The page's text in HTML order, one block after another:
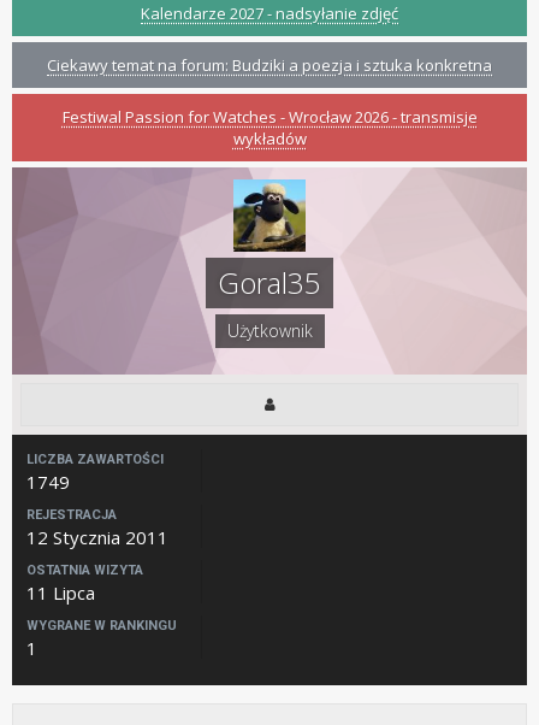
Kalendarze 2027 - nadsyłanie zdjęć
Ciekawy temat na forum: Budziki a poezja i sztuka konkretna
Festiwal Passion for Watches - Wrocław 2026 - transmisje
wykładów
Goral35
Użytkownik
LICZBA ZAWARTOŚCI
1749
REJESTRACJA
12 Stycznia 2011
OSTATNIA WIZYTA
11 Lipca
WYGRANE W RANKINGU
1